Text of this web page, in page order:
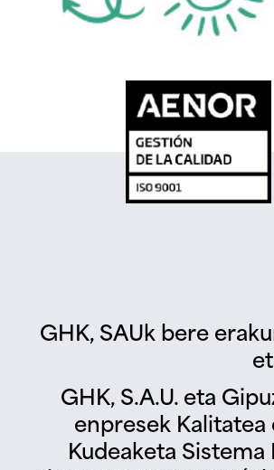
GHK, SAUk bere
GHK, S.A.U. eta
enpresek
Kudeaketa